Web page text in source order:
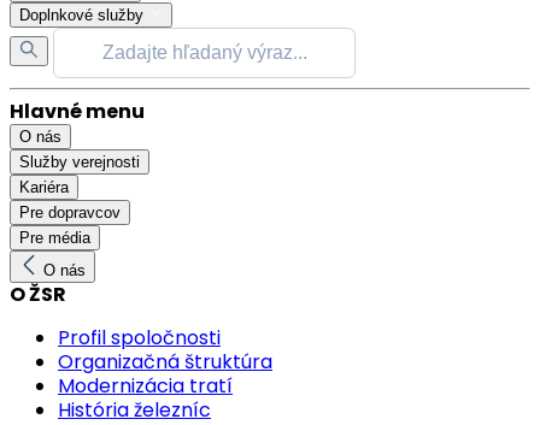
Doplnkové služby
Hlavné menu
O nás
Služby verejnosti
Kariéra
Pre dopravcov
Pre média
O nás
O ŽSR
Profil spoločnosti
Organizačná štruktúra
Modernizácia tratí
História železníc